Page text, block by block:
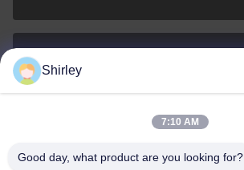
0086-18148506772
Shirley
7:10 AM
Good day, what product are you looking for?